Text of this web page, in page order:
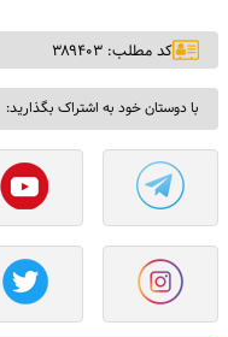
کد مطلب: ۳۸۹۴۰۳
با دوستان خود به اشتراک بگذارید: